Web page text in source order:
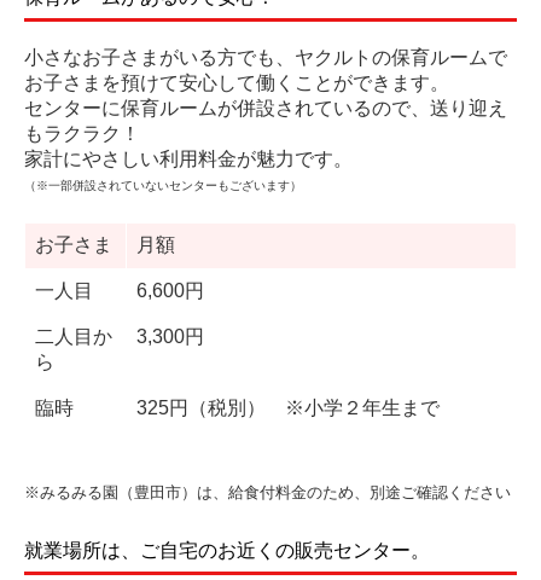
小さなお子さまがいる方でも、ヤクルトの保育ルームで
お子さまを預けて安心して働くことができます。
センターに保育ルームが併設されているので、送り迎え
もラクラク！
家計にやさしい利用料金が魅力です。
（※一部併設されていないセンターもございます）
お子さま 月額
一人目 6,600円
二人目か
ら
3,300円
臨時 325円（税別） ※小学２年生まで
※みるみる園（豊田市）は、給食付料金のため、別途ご確認ください
就業場所は、ご自宅のお近くの販売センター。